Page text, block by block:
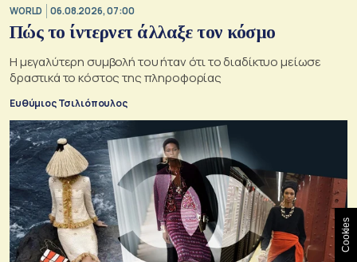
WORLD 06.08.2026, 07:00
Πώς το ίντερνετ άλλαξε τον κόσμο
Η μεγαλύτερη συμβολή του ήταν ότι το διαδίκτυο μείωσε
δραστικά το κόστος της πληροφορίας
Ευθύμιος Τσιλιόπουλος
Cookies